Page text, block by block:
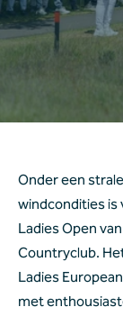
Onder een
windcondities is
Ladies Open
Countryclub.
Ladies
met